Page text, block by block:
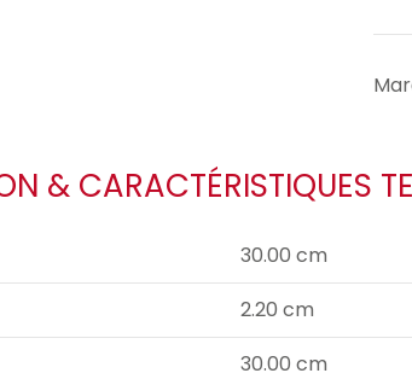
& CARACTÉRISTIQUES
30.00 cm
2.20 cm
30.00 cm